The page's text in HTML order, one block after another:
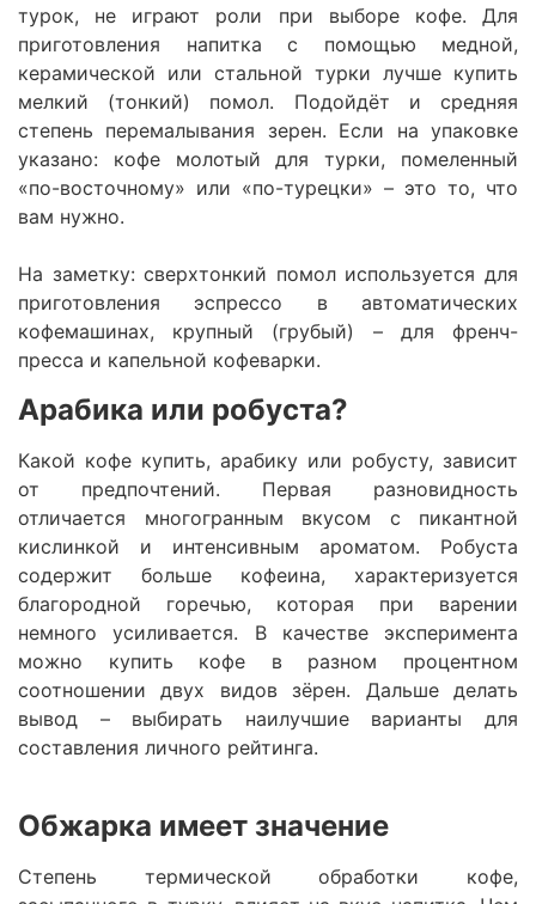
турок, не играют роли при выборе кофе. Для
приготовления напитка с помощью медной,
керамической или стальной турки лучше купить
мелкий (тонкий) помол. Подойдёт и средняя
степень перемалывания зерен. Если на упаковке
указано: кофе молотый для турки, помеленный
«по-восточному» или «по-турецки» – это то, что
вам нужно.
На заметку: сверхтонкий помол используется для
приготовления эспрессо в автоматических
кофемашинах, крупный (грубый) – для френч-
пресса и капельной кофеварки.
Арабика или робуста?
Какой кофе купить, арабику или робусту, зависит
от предпочтений. Первая разновидность
отличается многогранным вкусом с пикантной
кислинкой и интенсивным ароматом. Робуста
содержит больше кофеина, характеризуется
благородной горечью, которая при варении
немного усиливается. В качестве эксперимента
можно купить кофе в разном процентном
соотношении двух видов зёрен. Дальше делать
вывод – выбирать наилучшие варианты для
составления личного рейтинга.
Обжарка имеет значение
Степень термической обработки кофе,